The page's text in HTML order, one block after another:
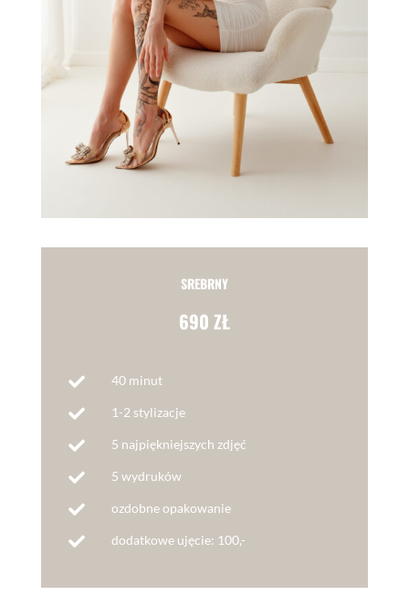
SREBRNY
690 ZŁ
 40 minut
 1-2 stylizacje
 5 najpiękniejszych zdjęć
 5 wydruków
 ozdobne opakowanie
 dodatkowe ujęcie: 100,-